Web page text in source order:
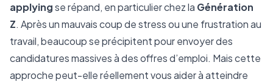
applyingse répand, en particulier chez la Génération
Z. Après un mauvais coup de stress ou une frustration au
travail, beaucoup se précipitent pour envoyer des
candidatures massives à des offres d’emploi. Mais cette
approche peut-elle réellement vous aider à atteindre